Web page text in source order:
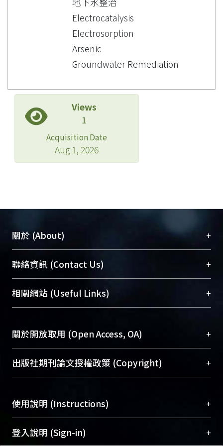
Electrocatalysis
Electrosorption
Arsenic
Groundwater Remediation
Views
1
Acquisition Date
Aug 1, 2026
關於 (About) +
臺大位居世界頂尖大學之列，為永久珍藏及向國際
展現本校豐碩的研究成果及學術能量，圖書館整合
機構典藏（NTUR）與學術庫（AH）不同功能平
台，成為臺大學術典藏NTU scholars。期能整合研
成果。
To permanently archive and promote researcher
profiles and scholarly works, Library integrates the
services of “NTU Repository” with “Academic
聯絡資訊 (Contact Us) +
總館學科館員(Main Library)
醫學圖書館學科館員(Medical Library)
Sciences Library)
相關網站 (Useful Links) +
關於開放取用 (Open Access, OA) +
開放取用是從使用者角度提升資訊取用性的社會運
動，應用在學術研究上是透過將研究著作公開供使
用逐年攀升。同時可加速研究發展、提升研究影響
Archive）平台。 （點選深入了解OA）
出版社期刊論文授權政策 (Copyright) +
含部分內容的版權非匯入者所有，或由第三方贊
助與合作完成，請確認該版權所有者及第三方同
意提供此授權。
Please represent that the submission is your
使用說明 (Instructions) +
網站簡介(Quickstart Guide)
登入說明 (Sign-in) +